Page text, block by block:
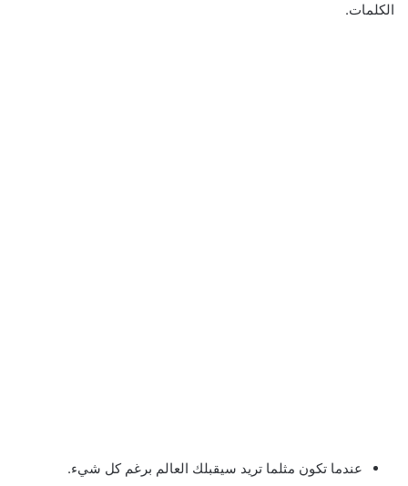
الكلمات.
عندما تكون مثلما تريد سيقبلك العالم برغم كل شيء.